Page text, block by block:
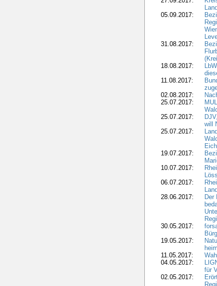
05.09.2017:
31.08.2017:
18.08.2017:
11.08.2017:
02.08.2017:
25.07.2017:
25.07.2017:
will
25.07.2017:
19.07.2017:
10.07.2017:
06.07.2017:
28.06.2017:
Der
30.05.2017:
19.05.2017:
11.05.2017:
04.05.2017:
für
02.05.2017: